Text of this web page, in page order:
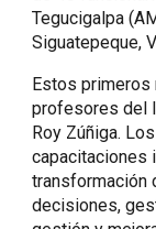
Tegucigalpa
Siguatepeque,
Estos
profesores del
Roy Zúñiga.
capacitaciones
transformación
decisiones,